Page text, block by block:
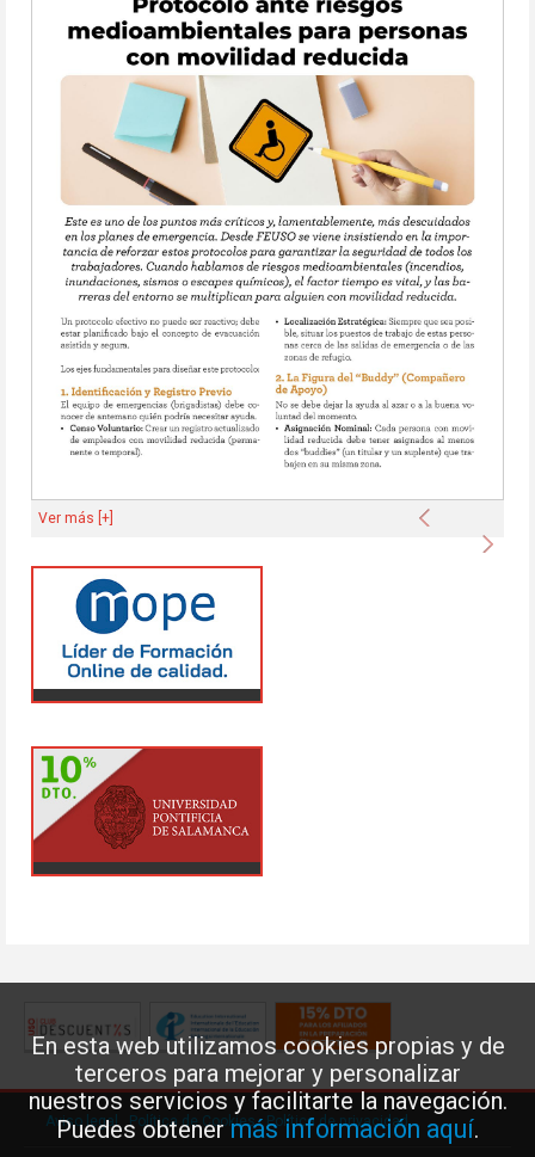
En esta web utilizamos cookies propias y de
terceros para mejorar y personalizar
nuestros servicios y facilitarte la navegación.
Puedes obtenermás información aquí.
Anterior
Ver más [+]
Aviso legal Política de Cookies· Política de privacidad